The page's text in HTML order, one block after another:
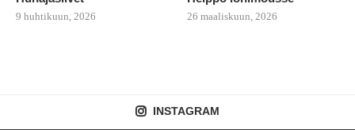
9 huhtikuun, 2026 26 maaliskuun, 2026
INSTAGRAM